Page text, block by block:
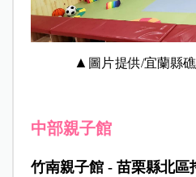
▲ 圖片提供/宜蘭縣
中部親子館
竹南親子館- 苗栗縣北區